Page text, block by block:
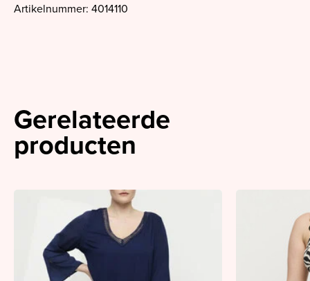
Artikelnummer: 4014110
Gerelateerde
producten